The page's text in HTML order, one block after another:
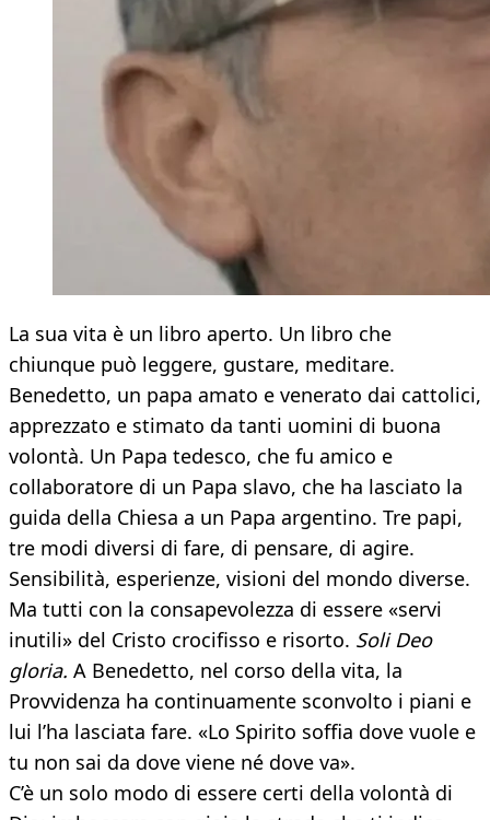
La sua vita è un libro aperto. Un libro che
chiunque può leggere, gustare, meditare.
Benedetto, un papa amato e venerato dai cattolici,
apprezzato e stimato da tanti uomini di buona
volontà. Un Papa tedesco, che fu amico e
collaboratore di un Papa slavo, che ha lasciato la
guida della Chiesa a un Papa argentino. Tre papi,
tre modi diversi di fare, di pensare, di agire.
Sensibilità, esperienze, visioni del mondo diverse.
Ma tutti con la consapevolezza di essere «servi
inutili» del Cristo crocifisso e risorto. Soli Deo
gloria. A Benedetto, nel corso della vita, la
Provvidenza ha continuamente sconvolto i piani e
lui l’ha lasciata fare. «Lo Spirito soffia dove vuole e
tu non sai da dove viene né dove va».
C’è un solo modo di essere certi della volontà di